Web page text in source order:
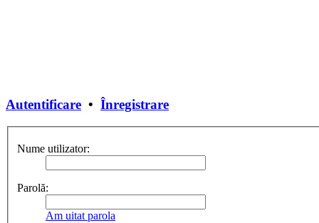
Autentificare • Înregistrare
Nume utilizator:
Parolă:
Am uitat parola